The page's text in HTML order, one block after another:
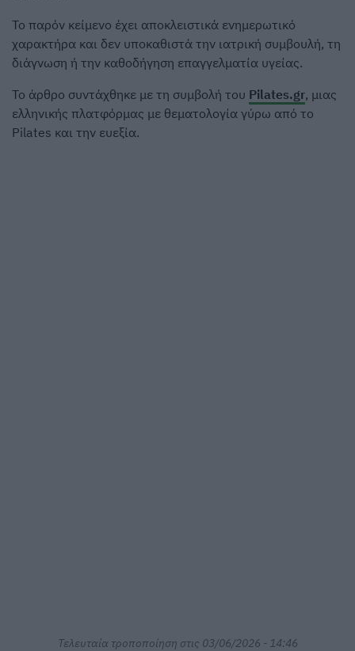
Το παρόν κείμενο έχει αποκλειστικά ενημερωτικό
χαρακτήρα και δεν υποκαθιστά την ιατρική συμβουλή, τη
διάγνωση ή την καθοδήγηση επαγγελματία υγείας.
Το άρθρο συντάχθηκε με τη συμβολή του Pilates.gr, μιας
ελληνικής πλατφόρμας με θεματολογία γύρω από το
Pilates και την ευεξία.
Τελευταία τροποποίηση στις 03/06/2026 - 14:46